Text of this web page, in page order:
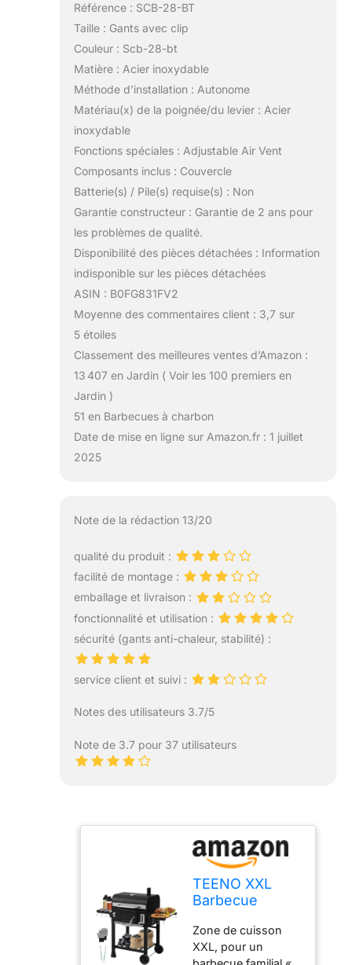
Référence : SCB-28-BT
Taille : Gants avec clip
Couleur : Scb-28-bt
Matière : Acier inoxydable
Méthode d’installation : Autonome
Matériau(x) de la poignée/du levier : Acier
inoxydable
Fonctions spéciales : Adjustable Air Vent
Composants inclus : Couvercle
Batterie(s) / Pile(s) requise(s) : Non
Garantie constructeur : Garantie de 2 ans pour
les problèmes de qualité.
Disponibilité des pièces détachées : Information
indisponible sur les pièces détachées
ASIN : B0FG831FV2
Moyenne des commentaires client : 3,7 sur
5 étoiles
Classement des meilleures ventes d’Amazon :
13 407 en Jardin ( Voir les 100 premiers en
Jardin )
51 en Barbecues à charbon
Date de mise en ligne sur Amazon.fr : 1 juillet
2025
Note de la rédaction 13/20
qualité du produit :
facilité de montage :
emballage et livraison :
fonctionnalité et utilisation :
sécurité (gants anti-chaleur, stabilité) :
service client et suivi :
Notes des utilisateurs 3.7/5
Note de 3.7 pour 37 utilisateurs
TEENO XXL
Barbecue
Bois XXL - avec
Couvercle,
Zone de cuisson
XXL, pour un